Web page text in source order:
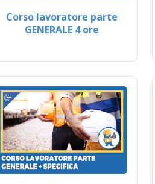
Corso lavoratore parte
GENERALE 4 ore